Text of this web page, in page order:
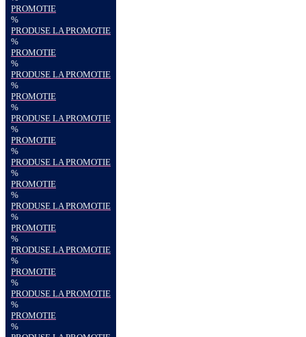
PROMOTIE
%
PRODUSE LA PROMOTIE
%
PROMOTIE
%
PRODUSE LA PROMOTIE
%
PROMOTIE
%
PRODUSE LA PROMOTIE
%
PROMOTIE
%
PRODUSE LA PROMOTIE
%
PROMOTIE
%
PRODUSE LA PROMOTIE
%
PROMOTIE
%
PRODUSE LA PROMOTIE
%
PROMOTIE
%
PRODUSE LA PROMOTIE
%
PROMOTIE
%